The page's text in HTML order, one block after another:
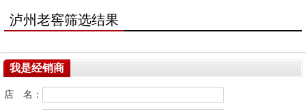
泸州老窖筛选结果
我是经销商
店 名：